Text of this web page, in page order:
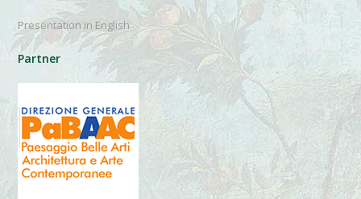
Presentation in English
Partner